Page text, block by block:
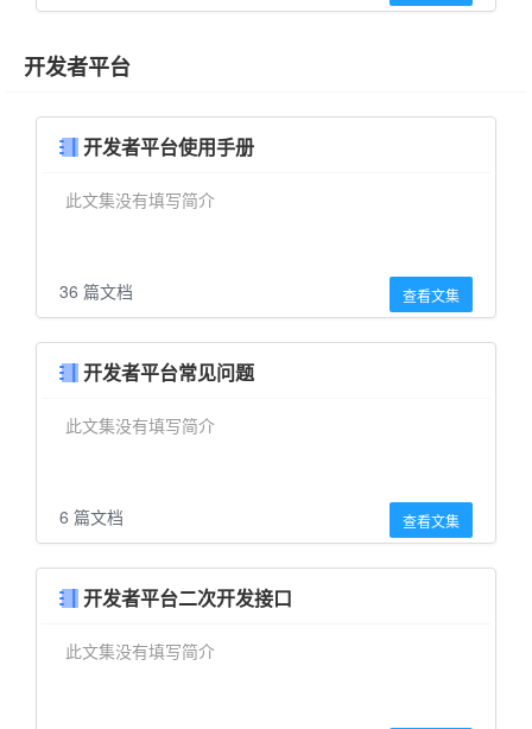
开发者平台
开发者平台使用手册
此文集没有填写简介
36 篇文档 查看文集
开发者平台常见问题
此文集没有填写简介
6 篇文档 查看文集
开发者平台二次开发接口
此文集没有填写简介